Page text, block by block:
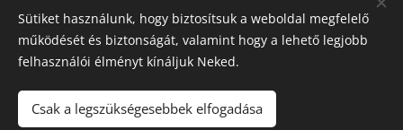
© 2022 Dunakanyar LSN Röplabda | Minden jog fenntartva |
Sütiket használunk, hogy biztosítsuk a weboldal megfelelő
működését és biztonságát, valamint hogy a lehető legjobb
felhasználói élményt kínáljuk Neked.
Csak a legszükségesebbek elfogadása